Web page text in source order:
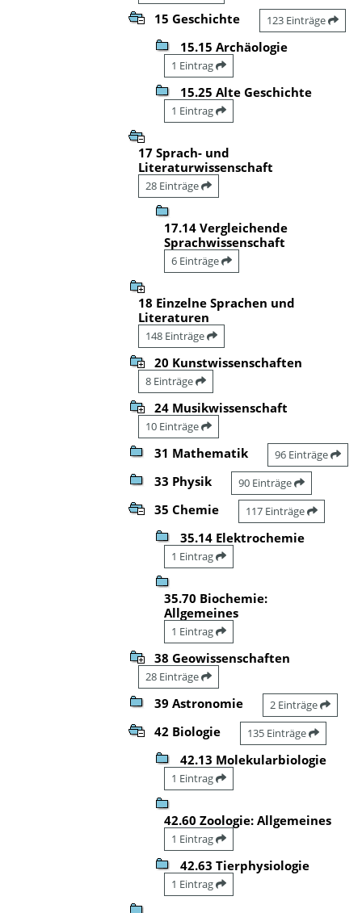
15 Geschichte 123 Einträge
15.15 Archäologie
1 Eintrag
15.25 Alte Geschichte
1 Eintrag
17 Sprach- und
Literaturwissenschaft
28 Einträge
17.14 Vergleichende
Sprachwissenschaft
6 Einträge
18 Einzelne Sprachen und
Literaturen
148 Einträge
20 Kunstwissenschaften
8 Einträge
24 Musikwissenschaft
10 Einträge
31 Mathematik 96 Einträge
33 Physik 90 Einträge
35 Chemie 117 Einträge
35.14 Elektrochemie
1 Eintrag
35.70 Biochemie:
Allgemeines
1 Eintrag
38 Geowissenschaften
28 Einträge
39 Astronomie 2 Einträge
42 Biologie 135 Einträge
42.13 Molekularbiologie
1 Eintrag
42.60 Zoologie: Allgemeines
1 Eintrag
42.63 Tierphysiologie
1 Eintrag